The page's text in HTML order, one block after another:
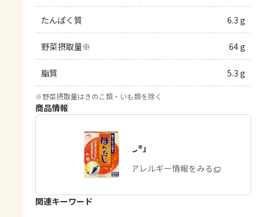
たんぱく質 6.3 g
野菜摂取量※ 64 g
脂質 5.3 g
※野菜摂取量はきのこ類・いも類を除く
商品情報
「ほんだし®」
商品・アレルギー情報をみる
関連キーワード